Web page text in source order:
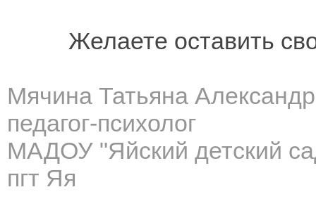
Желаете оставить
Мячина Татьяна
педагог-психолог
МАДОУ "Яйский детский
пгт Яя